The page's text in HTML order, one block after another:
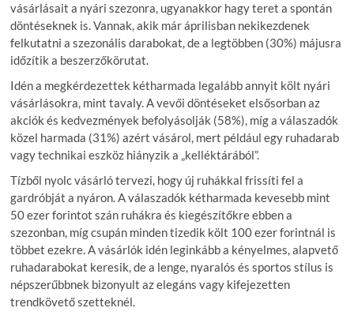
vásárlásait a nyári szezonra, ugyanakkor hagy teret a spontán
döntéseknek is. Vannak, akik már áprilisban nekikezdenek
felkutatni a szezonális darabokat, de a legtöbben (30%) májusra
időzítik a beszerzőkörutat.
Idén a megkérdezettek kétharmada legalább annyit költ nyári
vásárlásokra, mint tavaly. A vevői döntéseket elsősorban az
akciók és kedvezmények befolyásolják (58%), míg a válaszadók
közel harmada (31%) azért vásárol, mert például egy ruhadarab
vagy technikai eszköz hiányzik a „kelléktárából”.
Tízből nyolc vásárló tervezi, hogy új ruhákkal frissíti fel a
gardróbját a nyáron. A válaszadók kétharmada kevesebb mint
50 ezer forintot szán ruhákra és kiegészítőkre ebben a
szezonban, míg csupán minden tizedik költ 100 ezer forintnál is
többet ezekre. A vásárlók idén leginkább a kényelmes, alapvető
ruhadarabokat keresik, de a lenge, nyaralós és sportos stílus is
népszerűbbnek bizonyult az elegáns vagy kifejezetten
trendkövető szetteknél.